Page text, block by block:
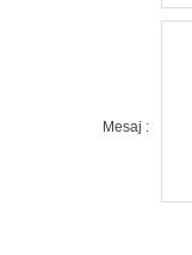
Mesaj :